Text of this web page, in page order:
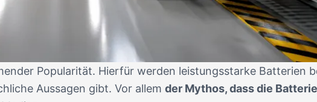
Popularität. Hierfür werden leistungsstarke Batterien
Aussagen gibt. Vor allem der Mythos, dass die